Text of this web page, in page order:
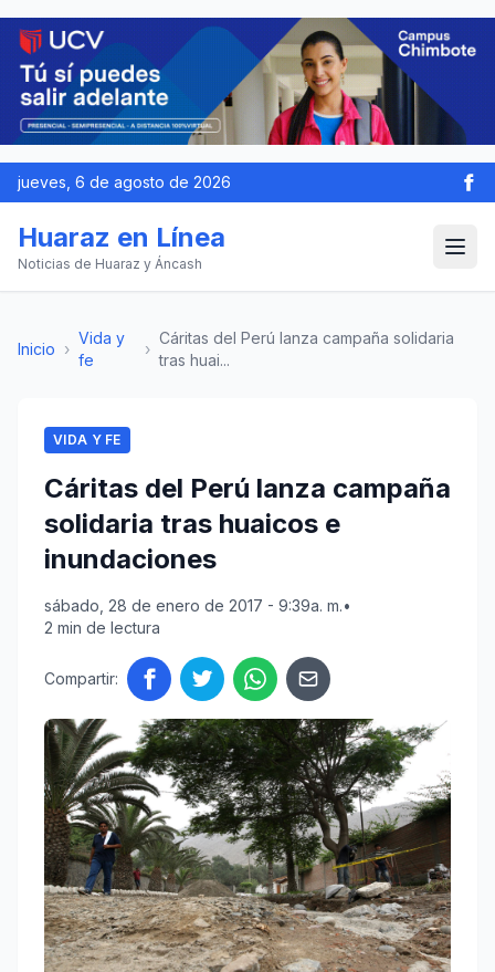
jueves, 6 de agosto de 2026
Huaraz en Línea
Noticias de Huaraz y Áncash
Inicio ›
Vida y
fe
›
Cáritas del Perú lanza campaña solidaria
tras huai...
VIDA Y FE
Cáritas del Perú lanza campaña
solidaria tras huaicos e
inundaciones
sábado, 28 de enero de 2017 - 9:39a. m.•
2 min de lectura
Compartir: